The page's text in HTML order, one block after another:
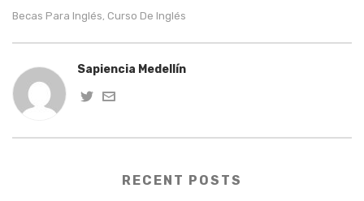
Becas Para Inglés Curso De Inglés
Sapiencia Medellín
RECENT POSTS